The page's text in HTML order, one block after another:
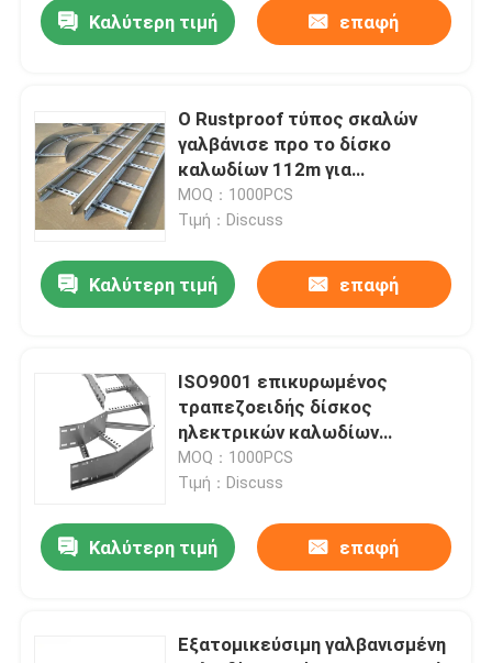
Ζητήστε ένα απόσπασμα
Να τοποθετήσει ηλιακού πλαισίου υποστηρίγματα
Σφιγκτήρες στερέωσης ηλιακών πάνελ
Ράγες τοποθέτησης ηλιακών πάνελ
Σφιγκτήρας τελών ηλιακού πλαισίου
Η κλίση ηλιακού πλαισίου τοποθετεί
Ηλιακός γάντζος οροφής
Καλύτερη τιμή επαφή
Ο Rustproof τύπος σκαλών
γαλβάνισε προ το δίσκο
καλωδίων 112m για
βιομηχανικό
MOQ：1000PCS
Τιμή：Discuss
Καλύτερη τιμή επαφή
ISO9001 επικυρωμένος
τραπεζοειδής δίσκος
ηλεκτρικών καλωδίων
αντιδιαβρωτικός
MOQ：1000PCS
Τιμή：Discuss
Καλύτερη τιμή επαφή
Εξατομικεύσιμη γαλβανισμένη